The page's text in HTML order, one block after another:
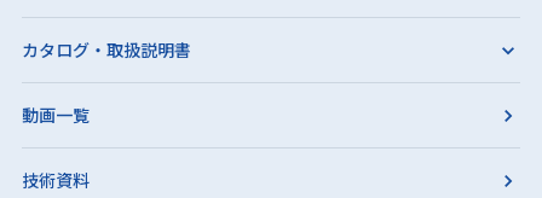
カタログ・取扱説明書
動画一覧
技術資料